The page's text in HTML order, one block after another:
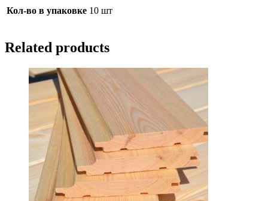
Кол-во в упаковке 10 шт
Related products